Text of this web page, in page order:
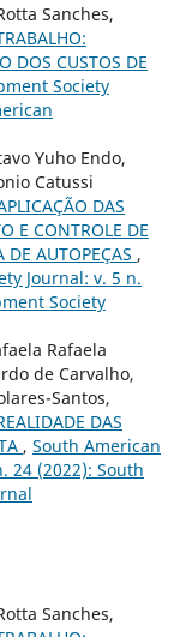
Sanches,
DOS CUSTOS DE
Society
Yuho Endo,
Catussi
DAS
E CONTROLE DE
AUTOPEÇAS ,
Journal: v. 5 n.
Society
Rafaela
de Carvalho,
Santos,
DAS
, South American
24 (2022): South
Sanches,